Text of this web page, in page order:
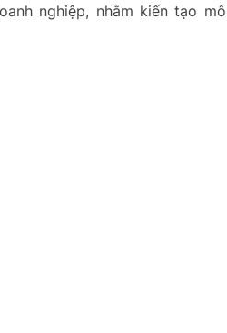
nghiệp, nhằm kiến tạo